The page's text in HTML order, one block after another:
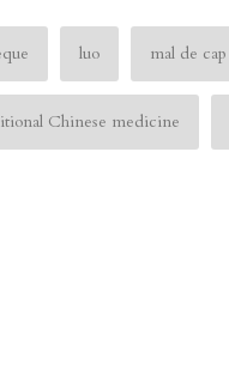
luo mal de cap
Chinese medicine